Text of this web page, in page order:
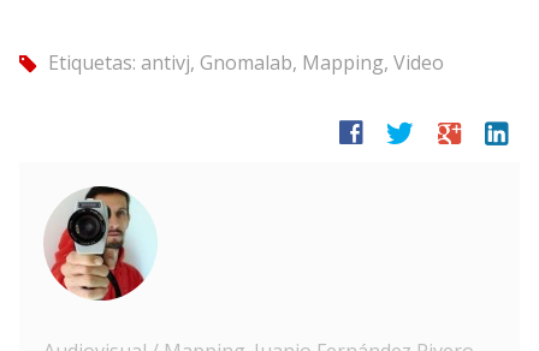
tag Etiquetas: antivj, Gnomalab, Mapping, Video
facebook twitter google linkedin